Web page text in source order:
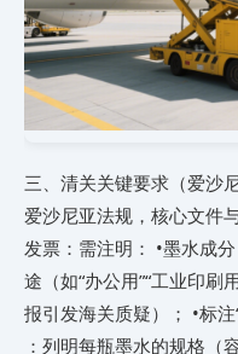
三、清关关键要求（爱沙
爱沙尼亚法规，核心文件
发票​：需注明： •墨水成
途（如“办公用”“工业印刷
报引发海关质疑）； •标
：列明每瓶墨水的规格（